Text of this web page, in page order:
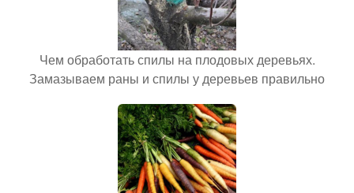
Чем обработать спилы на плодовых деревьях.
Замазываем раны и спилы у деревьев правильно